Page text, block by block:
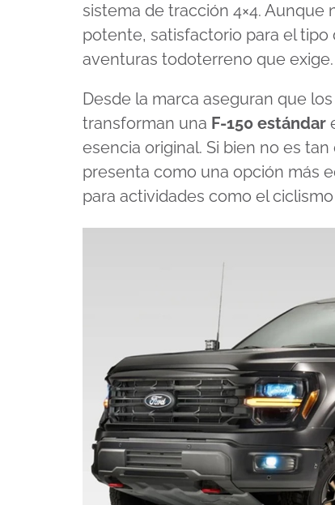
sistema de tracción 4×4.
potente, satisfactorio para el
aventuras todoterreno que exige.
Desde la marca aseguran que
transforman una F-150 estándar
esencia original. Si bien no es
presenta como una opción más
para actividades como el